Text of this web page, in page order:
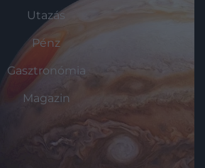
Utazás
Pénz
Gasztronómia
Magazin
HG MEDIA